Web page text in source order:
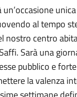
al tempo
centro
Sarà una
pubblico e
la valenza